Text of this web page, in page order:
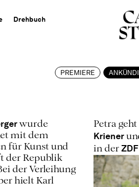
Drehbuch
PREMIERE
wurde
mit dem
für Kunst und
der Republik
der Verleihung
hielt Karl
Petra
Kriener
in der